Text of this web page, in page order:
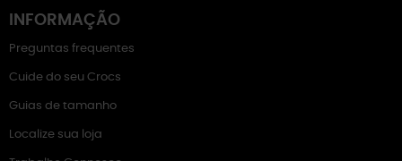
INFORMAÇÃO
Preguntas frequentes
Cuide do seu Crocs
Guias de tamanho
Localize sua loja